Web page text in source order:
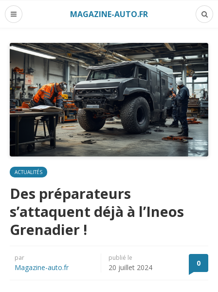
MAGAZINE-AUTO.FR
ACTUALITÉS
Des préparateurs
s’attaquent déjà à l’Ineos
Grenadier !
par
Magazine-auto.fr
publié le
20 juillet 2024 0